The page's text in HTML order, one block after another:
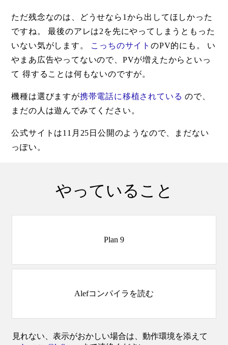
ただ残念なのは、どうせなら1から出してほしかった
ですね。 最後のアレは2を先にやってしまうともった
いない気がします。 こっちのサイト のPV的にも。 い
やまあ広告やってないので、PVが増えたからといっ
て 得することは何もないのですが。
機種は選びますが携帯電話に移植されている ので、
まだの人は遊んでみてください。
公式サイトは11月25日公開のようなので、まだない
っぽい。
やっていること
Plan 9
Alefコンパイラを読む
見れない、表示がおかしい場合は、動作環境を添えて